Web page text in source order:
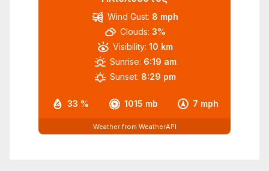
33 % 1015 mb 7 mph
Wind Gust: 8 mph
Clouds: 3%
Visibility: 10 km
Sunrise: 6:19 am
Sunset: 8:29 pm
Weather from WeatherAPI